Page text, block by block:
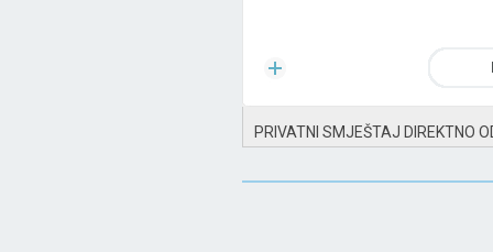
PRIVATNI SMJEŠTAJ DIREKTNO